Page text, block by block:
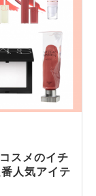
スメのイチ
人気アイテ